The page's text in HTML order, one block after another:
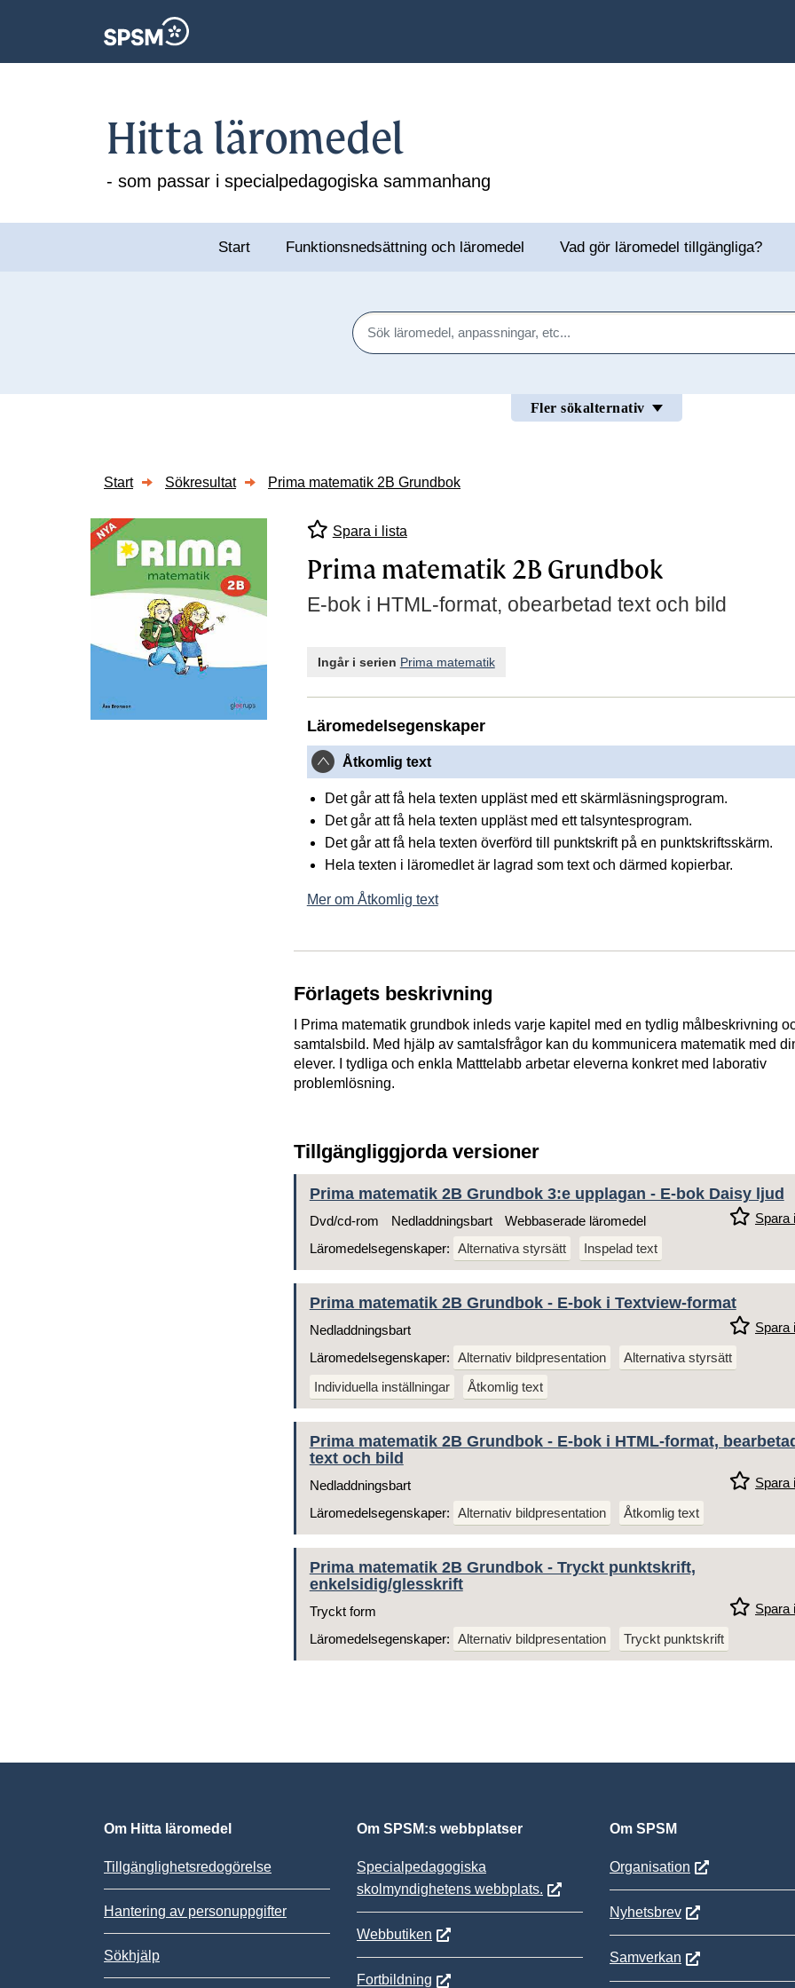
Hitta läromedel
- som passar i specialpedagogiska sammanhang
Start Funktionsnedsättning och läromedel Vad gör läromedel tillgängliga?
Sök
Fler sökalternativ
Start Sökresultat Prima matematik 2B Grundbok
Spara i lista
Prima matematik 2B Grundbok
E-bok i HTML-format, obearbetad text och bild
Ingår i serien Prima matematik
Läromedelsegenskaper
Åtkomlig text
Det går att få hela texten uppläst med ett skärmläsningsprogram.
Det går att få hela texten uppläst med ett talsyntesprogram.
Det går att få hela texten överförd till punktskrift på en punktskriftsskärm.
Hela texten i läromedlet är lagrad som text och därmed kopierbar.
Mer om Åtkomlig text
Förlagets beskrivning
I Prima matematik grundbok inleds varje kapitel med en tydlig målbeskrivning
samtalsbild. Med hjälp av samtalsfrågor kan du kommunicera matematik med
elever. I tydliga och enkla Matttelabb arbetar eleverna konkret med laborativ
problemlösning.
Tillgängliggjorda versioner
Prima matematik 2B Grundbok 3:e upplagan - E-bok Daisy ljud
Spara
Dvd/cd-rom Nedladdningsbart
Webbaserade läromedel
Läromedelsegenskaper: Alternativa styrsätt Inspelad text
Prima matematik 2B Grundbok - E-bok i Textview-format
Spara
Nedladdningsbart
Läromedelsegenskaper: Alternativ bildpresentation
Alternativa styrsätt
Individuella inställningar
Åtkomlig text
Prima matematik 2B Grundbok - E-bok i HTML-format,
text och bild
Spara
Nedladdningsbart
Läromedelsegenskaper: Alternativ bildpresentation Åtkomlig text
Prima matematik 2B Grundbok - Tryckt punktskrift,
enkelsidig/glesskrift
Spara
Tryckt form
Läromedelsegenskaper: Alternativ bildpresentation Tryckt punktskrift
Om Hitta läromedel
Tillgänglighetsredogörelse
Hantering av personuppgifter
Sökhjälp
Om SPSM:s webbplatser
Specialpedagogiska
skolmyndighetens webbplats.
Webbutiken
Fortbildning
Om SPSM
Organisation
Nyhetsbrev
Samverkan